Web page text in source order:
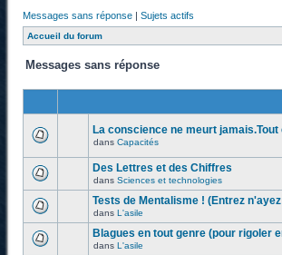
Messages sans réponse | Sujets actifs
Accueil du forum
Messages sans réponse
La conscience ne meurt jamais.Tout
dans Capacités
Des Lettres et des Chiffres
dans Sciences et technologies
Tests de Mentalisme ! (Entrez
dans L'asile
Blagues en tout genre (pour rigoler
dans L'asile